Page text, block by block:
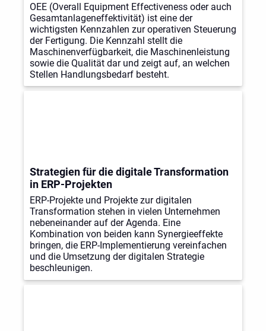
OEE (Overall Equipment Effectiveness oder auch
Gesamtanlageneffektivität) ist eine der
wichtigsten Kennzahlen zur operativen Steuerung
der Fertigung. Die Kennzahl stellt die
Maschinenverfügbarkeit, die Maschinenleistung
sowie die Qualität dar und zeigt auf, an welchen
Stellen Handlungsbedarf besteht.
Strategien für die digitale Transformation
in ERP-Projekten
ERP-Projekte und Projekte zur digitalen
Transformation stehen in vielen Unternehmen
nebeneinander auf der Agenda. Eine
Kombination von beiden kann Synergieeffekte
bringen, die ERP-Implementierung vereinfachen
und die Umsetzung der digitalen Strategie
beschleunigen.